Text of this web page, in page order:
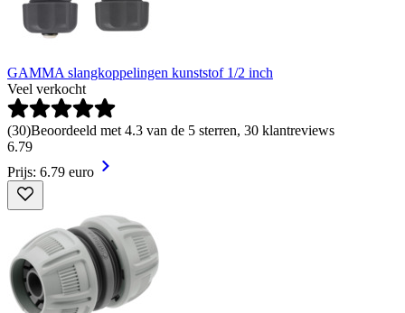
GAMMA slangkoppelingen kunststof 1/2 inch
Veel verkocht
(30)Beoordeeld met 4.3 van de 5 sterren, 30 klantreviews
6.79
Prijs: 6.79 euro